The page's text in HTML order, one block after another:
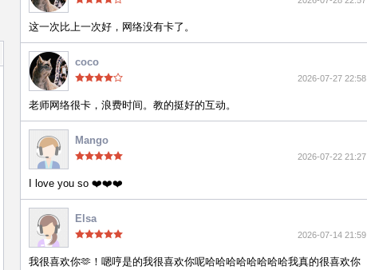
这一次比上一次好，网络没有卡了。
coco
2026-07-27 22:58
老师网络很卡，浪费时间。教的挺好的互动。
Mango
2026-07-22 21:27
I love you so ❤️❤️❤️
Elsa
2026-07-14 21:59
我很喜欢你🫶！嗯哼是的我很喜欢你呢哈哈哈哈哈哈哈哈我真的很喜欢你